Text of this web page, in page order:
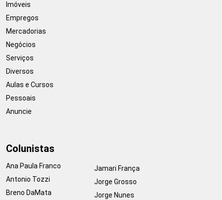
Imóveis
Empregos
Mercadorias
Negócios
Serviços
Diversos
Aulas e Cursos
Pessoais
Anuncie
Colunistas
Ana Paula Franco
Antonio Tozzi
Breno DaMata
Jamari França
Jorge Grosso
Jorge Nunes